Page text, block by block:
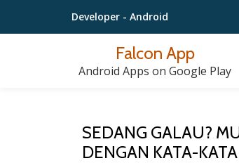
Lompat
Developer - Android
Falcon App
Android Apps on Google Play
SEDANG GALAU?
DENGAN KATA-